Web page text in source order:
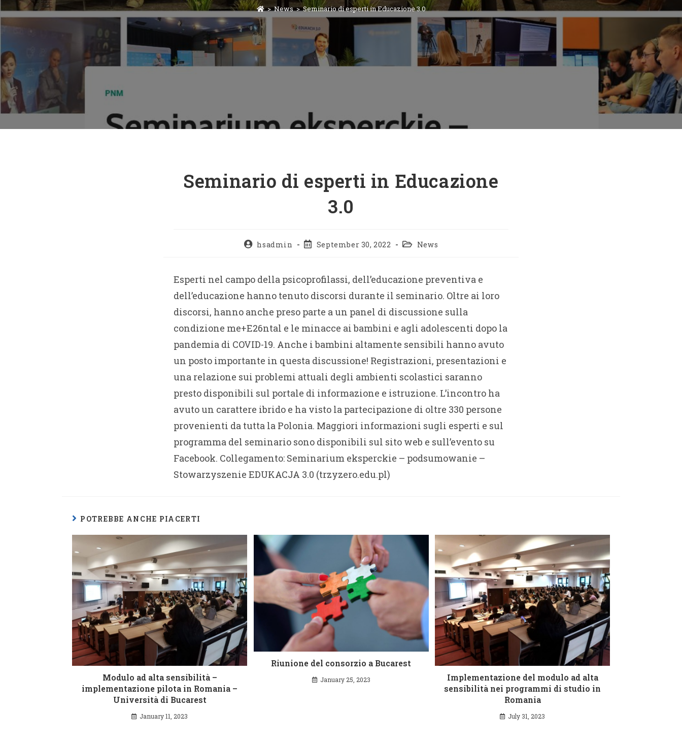
> News > Seminario di esperti in Educazione 3.0
Seminario di esperti in Educazione
3.0
hsadmin September 30, 2022 News
Esperti nel campo della psicoprofilassi, dell’educazione preventiva e
dell’educazione hanno tenuto discorsi durante il seminario. Oltre ai loro
discorsi, hanno anche preso parte a un panel di discussione sulla
condizione me+E26ntal e le minacce ai bambini e agli adolescenti dopo la
pandemia di COVID-19. Anche i bambini altamente sensibili hanno avuto
un posto importante in questa discussione! Registrazioni, presentazioni e
una relazione sui problemi attuali degli ambienti scolastici saranno
presto disponibili sul portale di informazione e istruzione. L’incontro ha
avuto un carattere ibrido e ha visto la partecipazione di oltre 330 persone
provenienti da tutta la Polonia. Maggiori informazioni sugli esperti e sul
programma del seminario sono disponibili sul sito web e sull’evento su
Facebook. Collegamento: Seminarium eksperckie – podsumowanie –
Stowarzyszenie EDUKACJA 3.0 (trzyzero.edu.pl)
POTREBBE ANCHE PIACERTI
Modulo ad alta sensibilità –
implementazione pilota in Romania –
Università di Bucarest
January 11, 2023
Riunione del consorzio a Bucarest
January 25, 2023
Implementazione del modulo ad alta
sensibilità nei programmi di studio in
Romania
July 31, 2023